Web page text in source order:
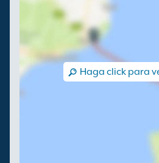
Haga click para